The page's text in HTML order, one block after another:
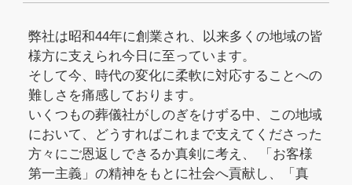
弊社は昭和44年に創業され、以来多くの地域の皆
様方に支えられ今日に至っています。
そして今、時代の変化に柔軟に対応することへの
難しさを痛感しております。
いくつもの葬儀社がしのぎをけずる中、この地域
において、どうすればこれまで支えてくださった
方々にご恩返しできるか真剣に考え、 「お客様
第一主義」の精神をもとに社会へ貢献し、「真